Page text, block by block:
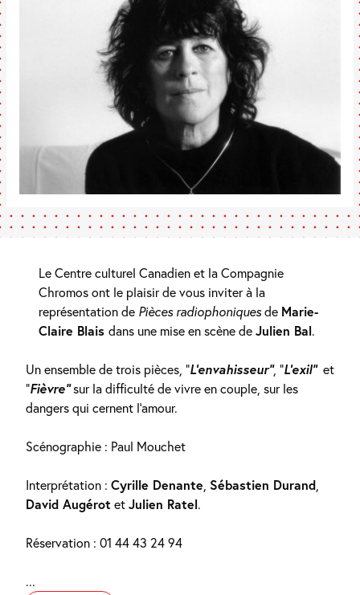
Le Centre culturel Canadien et la Compagnie
Chromos ont le plaisir de vous inviter à la
représentation de Pièces radiophoniquesde Marie-
Claire Blais dans une mise en scène deJulien Bal.
Un ensemble de trois pièces, “L’envahisseur”, “L’exil” et
“Fièvre”sur la difficulté de vivre en couple, sur les
dangers qui cernent l’amour.
Scénographie : Paul Mouchet
Interprétation : Cyrille Denante Sébastien Durand
David Augérot etJulien Ratel.
Réservation : 01 44 43 24 94
...